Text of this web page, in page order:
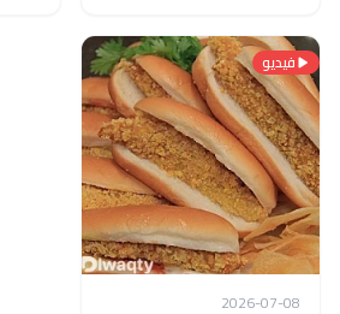
فيديو
2026-07-08